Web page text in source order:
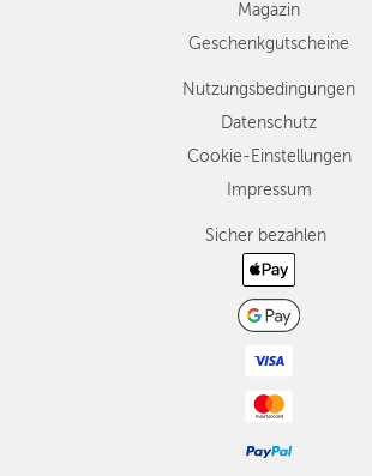
Magazin
Geschenkgutscheine
Nutzungsbedingungen
Datenschutz
Cookie-Einstellungen
Impressum
Sicher bezahlen